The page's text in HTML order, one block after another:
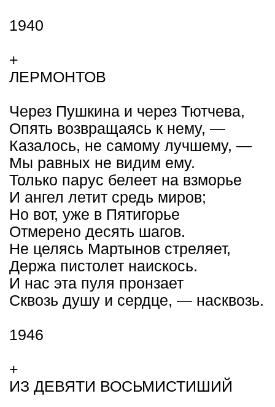
1940
+
ЛЕРМОНТОВ
Через Пушкина и через Тютчева,
Опять возвращаясь к нему, —
Казалось, не самому лучшему, —
Мы равных не видим ему.
Только парус белеет на взморье
И ангел летит средь миров;
Но вот, уже в Пятигорье
Отмерено десять шагов.
Не целясь Мартынов стреляет,
Держа пистолет наискось.
И нас эта пуля пронзает
Сквозь душу и сердце, — насквозь.
1946
+
ИЗ ДЕВЯТИ ВОСЬМИСТИШИЙ